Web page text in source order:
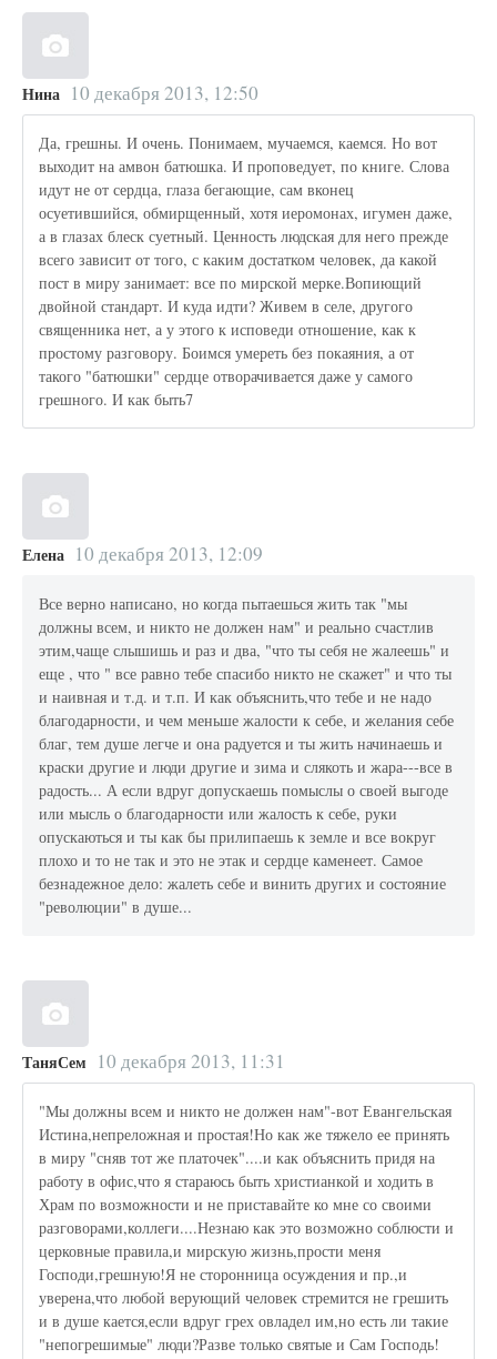
Нина 10 декабря 2013, 12:50
Да, грешны. И очень. Понимаем, мучаемся, каемся. Но вот
выходит на амвон батюшка. И проповедует, по книге. Слова
идут не от сердца, глаза бегающие, сам вконец
осуетившийся, обмирщенный, хотя иеромонах, игумен даже,
а в глазах блеск суетный. Ценность людская для него прежде
всего зависит от того, с каким достатком человек, да какой
пост в миру занимает: все по мирской мерке.Вопиющий
двойной стандарт. И куда идти? Живем в селе, другого
священника нет, а у этого к исповеди отношение, как к
простому разговору. Боимся умереть без покаяния, а от
такого "батюшки" сердце отворачивается даже у самого
грешного. И как быть7
Елена 10 декабря 2013, 12:09
Все верно написано, но когда пытаешься жить так "мы
должны всем, и никто не должен нам" и реально счастлив
этим,чаще слышишь и раз и два, "что ты себя не жалеешь" и
еще , что " все равно тебе спасибо никто не скажет" и что ты
и наивная и т.д. и т.п. И как объяснить,что тебе и не надо
благодарности, и чем меньше жалости к себе, и желания себе
благ, тем душе легче и она радуется и ты жить начинаешь и
краски другие и люди другие и зима и слякоть и жара---все в
радость... А если вдруг допускаешь помыслы о своей выгоде
или мысль о благодарности или жалость к себе, руки
опускаються и ты как бы прилипаешь к земле и все вокруг
плохо и то не так и это не этак и сердце каменеет. Самое
безнадежное дело: жалеть себе и винить других и состояние
"революции" в душе...
ТаняСем 10 декабря 2013, 11:31
"Мы должны всем и никто не должен нам"-вот Евангельская
Истина,непреложная и простая!Но как же тяжело ее принять
в миру "сняв тот же платочек"....и как объяснить придя на
работу в офис,что я стараюсь быть христианкой и ходить в
Храм по возможности и не приставайте ко мне со своими
разговорами,коллеги....Незнаю как это возможно соблюсти и
церковные правила,и мирскую жизнь,прости меня
Господи,грешную!Я не сторонница осуждения и пр.,и
уверена,что любой верующий человек стремится не грешить
и в душе кается,если вдруг грех овладел им,но есть ли такие
"непогрешимые" люди?Разве только святые и Сам Господь!